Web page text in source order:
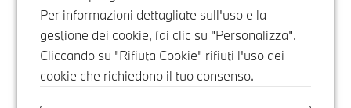
Per informazioni dettagliate sull'uso e la
gestione dei cookie, fai clic su "Personalizza".
Cliccando su "Rifiuta Cookie" rifiuti l'uso dei
cookie che richiedono il tuo consenso.